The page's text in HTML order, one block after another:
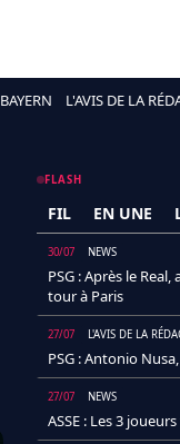
BAYERN L'AVIS DE LA
FLASH
FIL EN UNE
30/07 NEWS
PSG : Après le
tour à Paris
27/07 L'AVIS DE LA
PSG : Antonio
27/07 NEWS
ASSE : Les 3